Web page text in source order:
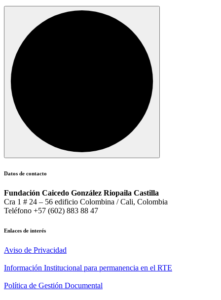
Datos de contacto
Fundación Caicedo González Riopaila Castilla
Cra 1 # 24 – 56 edificio Colombina / Cali, Colombia
Teléfono +57 (602) 883 88 47
Enlaces de interés
Aviso de Privacidad
Información Institucional para permanencia en el RTE
Política de Gestión Documental